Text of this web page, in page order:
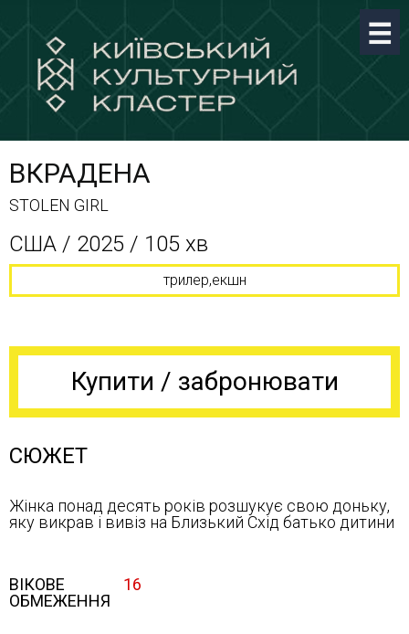
ВКРАДЕНА
STOLEN GIRL
США / 2025 / 105 хв
трилер,екшн
Купити / забронювати
СЮЖЕТ
Жінка понад десять років розшукує свою доньку,
яку викрав і вивіз на Близький Схід батько дитини
ВІКОВЕ
ОБМЕЖЕННЯ
16